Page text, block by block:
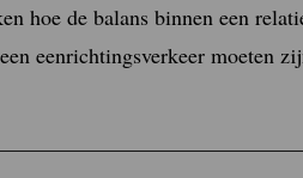
hoe de balans binnen een
eenrichtingsverkeer moeten